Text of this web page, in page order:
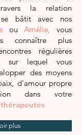
la relation
bâtit avec nos
ouAmélie, vous
connaître plus
régulières
sur lequel vous
des moyens
d'amour propre
dans votre
plus